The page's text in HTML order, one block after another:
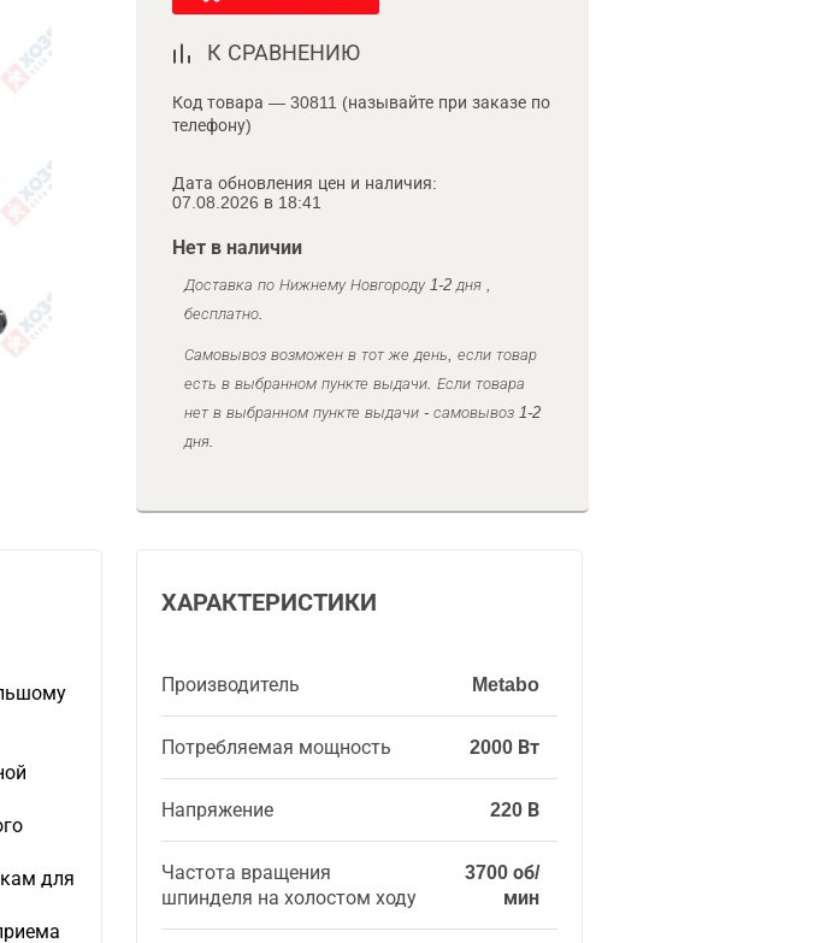
К СРАВНЕНИЮ
Код товара — 30811 (называйте при заказе по
телефону)
Дата обновления цен и наличия:
07.08.2026 в 18:41
Нет в наличии
Доставка по Нижнему Новгороду 1-2 дня ,
бесплатно.
Самовывоз возможен в тот же день, если товар
есть в выбранном пункте выдачи. Если товара
нет в выбранном пункте выдачи - самовывоз 1-2
дня.
ХАРАКТЕРИСТИКИ
Производитель Metabo
Потребляемая мощность 2000 Вт
Напряжение 220 В
Частота вращения
шпинделя на холостом ходу
3700 об/
мин
для